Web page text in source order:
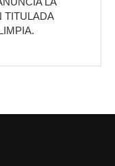
TITULADA